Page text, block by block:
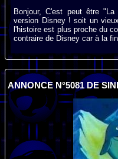
Bonjour, C'est peut être
version Disney ! soit un
l'histoire est plus proche du
contraire de Disney car à la
ANNONCE N°5081 DE